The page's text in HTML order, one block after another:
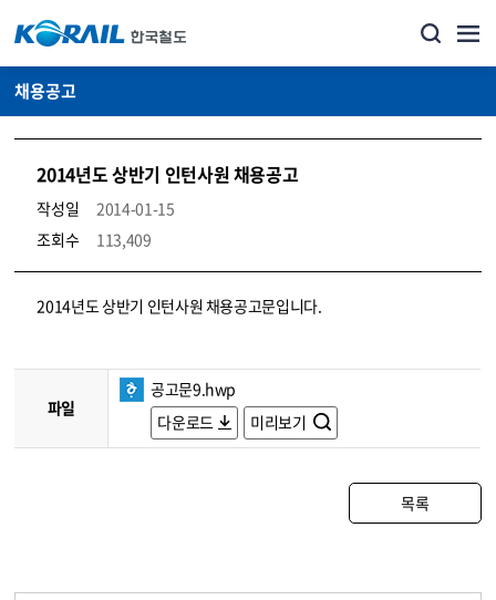
채용공고
2014년도 상반기 인턴사원 채용공고
작성일
2014-01-15
조회수
113,409
코레일소개_경영공시_채용공고 상세보기 – 내용, 파일, 담당자 연락처로 구성
2014년도 상반기 인턴사원 채용공고문입니다.
파일
공고문9.hwp
다운로드
미리보기
목록